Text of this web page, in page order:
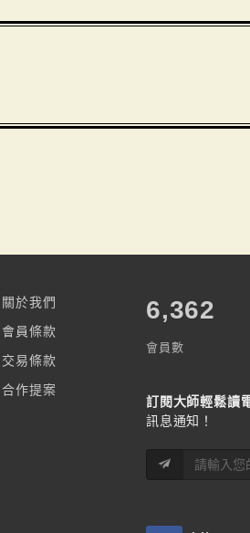
關於我們
會員條款
交易條款
合作提案
7,583
會員數
訂閱大師輕鬆讀
訊息通知！